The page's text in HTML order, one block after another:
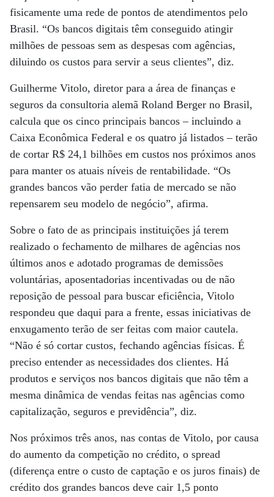
fisicamente uma rede de pontos de atendimentos pelo
Brasil. “Os bancos digitais têm conseguido atingir
milhões de pessoas sem as despesas com agências,
diluindo os custos para servir a seus clientes”, diz.
Guilherme Vitolo, diretor para a área de finanças e
seguros da consultoria alemã Roland Berger no Brasil,
calcula que os cinco principais bancos – incluindo a
Caixa Econômica Federal e os quatro já listados – terão
de cortar R$ 24,1 bilhões em custos nos próximos anos
para manter os atuais níveis de rentabilidade. “Os
grandes bancos vão perder fatia de mercado se não
repensarem seu modelo de negócio”, afirma.
Sobre o fato de as principais instituições já terem
realizado o fechamento de milhares de agências nos
últimos anos e adotado programas de demissões
voluntárias, aposentadorias incentivadas ou de não
reposição de pessoal para buscar eficiência, Vitolo
respondeu que daqui para a frente, essas iniciativas de
enxugamento terão de ser feitas com maior cautela.
“Não é só cortar custos, fechando agências físicas. É
preciso entender as necessidades dos clientes. Há
produtos e serviços nos bancos digitais que não têm a
mesma dinâmica de vendas feitas nas agências como
capitalização, seguros e previdência”, diz.
Nos próximos três anos, nas contas de Vitolo, por causa
do aumento da competição no crédito, o spread
(diferença entre o custo de captação e os juros finais) de
crédito dos grandes bancos deve cair 1,5 ponto